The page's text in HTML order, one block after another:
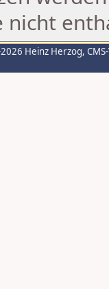
nicht
Heinz Herzog,